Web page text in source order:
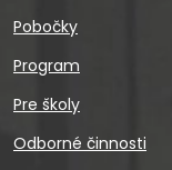
Pobočky
Program
Pre školy
Odborné činnosti